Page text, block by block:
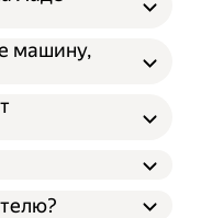
машину,